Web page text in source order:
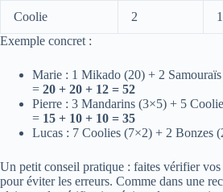
Coolie 2
Exemple concret :
Marie : 1 Mikado (20) + 2
= 20 + 20 + 12 = 52
Pierre : 3 Mandarins (3×5) + 5
= 15 + 10 + 10 = 35
Lucas : 7 Coolies (7×2) + 2 Bonzes
Un petit conseil pratique : faites vérifier
pour éviter les erreurs. Comme dans une